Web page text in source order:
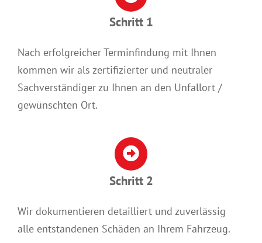
Schritt 1
Nach erfolgreicher Terminfindung mit Ihnen
kommen wir als zertifizierter und neutraler
Sachverständiger zu Ihnen an den Unfallort /
gewünschten Ort.
Schritt 2
Wir dokumentieren detailliert und zuverlässig
alle entstandenen Schäden an Ihrem Fahrzeug.